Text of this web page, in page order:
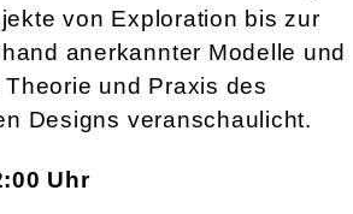
von Exploration bis zur
anerkannter Modelle und
und Praxis des
Designs veranschaulicht.
Uhr